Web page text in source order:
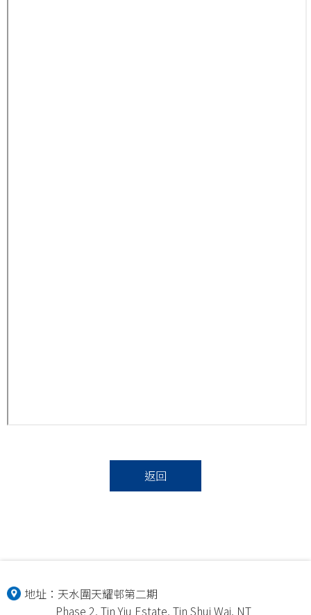
返回
地址： 天水圍天耀邨第二期
Phase 2, Tin Yiu Estate, Tin Shui Wai, NT